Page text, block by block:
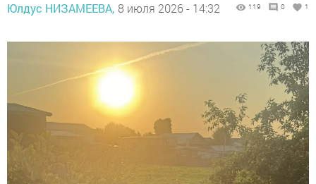
Юлдус НИЗАМЕЕВА, 8 июля 2026 - 14:32 119 0 1